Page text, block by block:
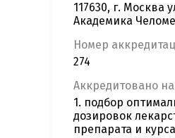
117630, г. Москва
Академика
Номер
274
Аккредитовано
1. подбор
дозировок
препарата и